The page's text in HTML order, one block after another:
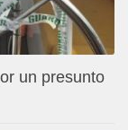
un presunto